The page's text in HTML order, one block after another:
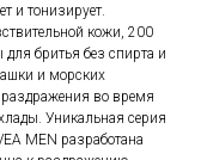
и тонизирует.
кожи, 200
бритья без спирта и
и морских
раздражения во время
Уникальная серия
MEN разработана